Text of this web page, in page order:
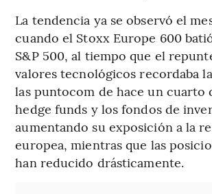
La tendencia ya se observó el
cuando el Stoxx Europe 600
S&P 500, al tiempo que el
valores tecnológicos recordaba
las puntocom de hace un cuarto
hedge funds y los fondos de
aumentando su exposición a la
europea, mientras que las
han reducido drásticamente.